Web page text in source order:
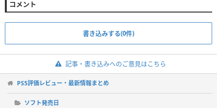
コメント
書き込みする(0件)
記事・書き込みへのご意見はこちら
PS5評価レビュー・最新情報まとめ
ソフト発売日